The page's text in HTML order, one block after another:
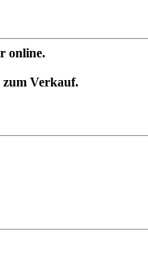
online.
zum Verkauf.